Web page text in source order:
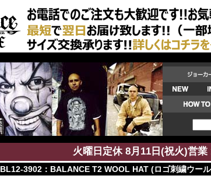
火曜日定休 8月11日(祝火)営業
BL12-3902：BALANCE T2 WOOL HAT (ロゴ刺繍ウー